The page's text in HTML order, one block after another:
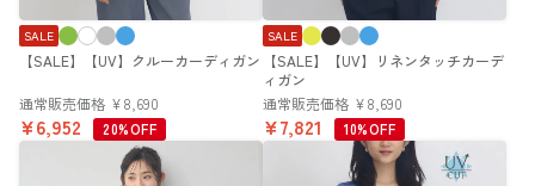
【SALE】【UV】クルーカーディガン
SALE
通常販売価格 ¥8,690
¥6,952 20%OFF
【SALE】【UV】リネンタッチカーデ
ィガン
SALE
通常販売価格 ¥8,690
¥7,821 10%OFF